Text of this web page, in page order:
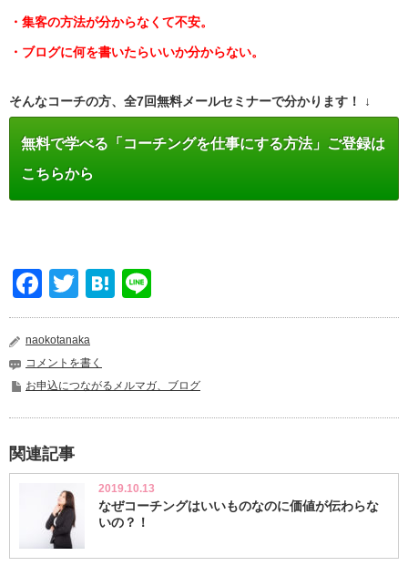
・集客の方法が分からなくて不安。
・ブログに何を書いたらいいか分からない。
そんなコーチの方、全7回無料メールセミナーで分かります！ ↓
無料で学べる「コーチングを仕事にする方法」ご登録は
こちらから
Facebook
TwitterHatena
naokotanaka
コメントを書く
お申込につながるメルマガ、ブログ
関連記事
2019.10.13
なぜコーチングはいいものなのに価値が伝わらな
いの？！